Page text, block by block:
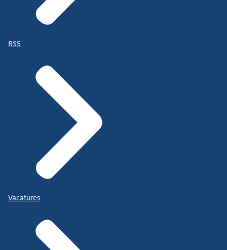
RSS
Vacatures